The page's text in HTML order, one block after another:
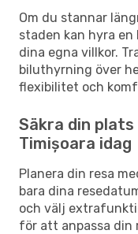
Om du stannar
staden kan hyra
dina egna villkor.
biluthyrning över
flexibilitet och
Säkra din
Timișoara idag
Planera din resa
bara dina
och välj
för att anpassa din